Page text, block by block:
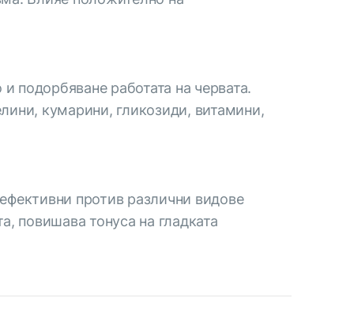
подорбяване работата на червата.
кумарини, гликозиди, витамини,
против различни видове
повишава тонуса на гладката